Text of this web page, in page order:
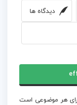
دیدگاه ها
هر موضوعی است